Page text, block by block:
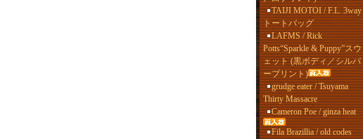
TAIJI MOTOI / F.L. 3way
トートバッグ
LAFMS / Rick
Potts“Sparkle & Puppy”スウ
ェット (黒ボディ／シルバ
ープリント)
grudge eater / Tsuyama
Thirty Massacre
Cameron Poe / ginza heat
Fila Brazillia / old codes